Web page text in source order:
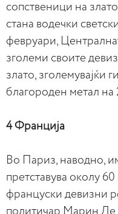
сопственици на
стана водечки
февруари,
зголеми своите
злато, зголемувајќи
благороден метал на
4 Франција
Во Париз, наводно,
претставува околу
француски девизни
политичар Марин Ле